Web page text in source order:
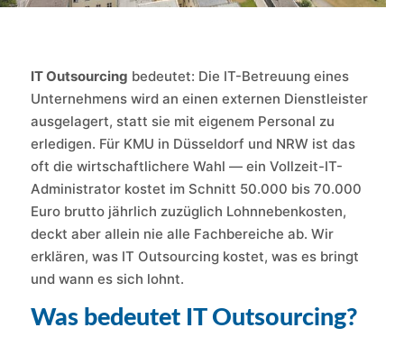
IT Outsourcing bedeutet: Die IT-Betreuung eines
Unternehmens wird an einen externen Dienstleister
ausgelagert, statt sie mit eigenem Personal zu
erledigen. Für KMU in Düsseldorf und NRW ist das
oft die wirtschaftlichere Wahl — ein Vollzeit-IT-
Administrator kostet im Schnitt 50.000 bis 70.000
Euro brutto jährlich zuzüglich Lohnnebenkosten,
deckt aber allein nie alle Fachbereiche ab. Wir
erklären, was IT Outsourcing kostet, was es bringt
und wann es sich lohnt.
Was bedeutet IT Outsourcing?